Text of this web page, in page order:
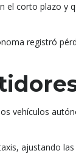
el corto plazo y
registró
vehículos
ajustando las